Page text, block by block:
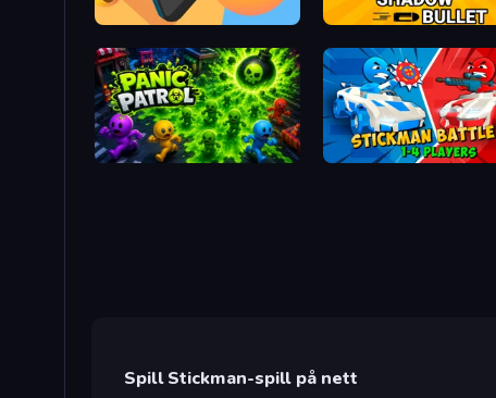
Reply Run Shadow Bullet
Panic Patrol Stickman battle 1-4 Players
Spill Stickman-spill på nett